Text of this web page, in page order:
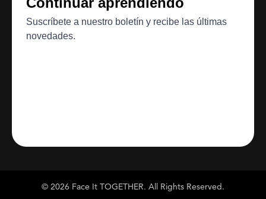
© 2026 Face It TOGETHER. All Rights Reserved.